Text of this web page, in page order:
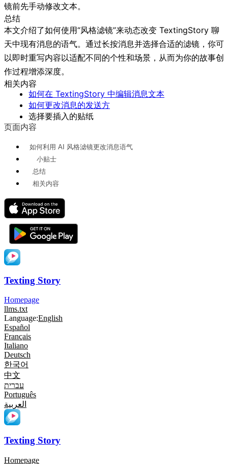
镜前先手动修改文本。
总结
本文介绍了如何使用“风格滤镜”来动态改变 TextingStory 聊
天中现有消息的语气。通过长按消息并选择合适的滤镜，你可
以即时重写内容以适配不同的个性和场景，从而为你的故事创
作过程增添深度。
相关内容
如何在 TextingStory 中编辑消息文本
如何更改消息的发送方
选择要插入的贴纸
页面内容
如何利用 AI 风格滤镜更改消息语气
小贴士
总结
相关内容
Texting Story
Homepage
llms.txt
Language:English
Español
Français
Italiano
Deutsch
한국어
中文
עברית
Português
العربية
Texting Story
Homepage